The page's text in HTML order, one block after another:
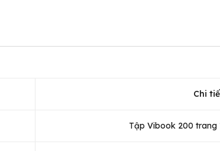
Chi
Tập Vibook 200 trang